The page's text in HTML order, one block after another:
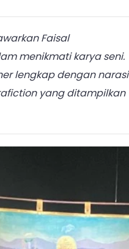
Faisal
menikmati karya seni.
lengkap dengan narasi
yang ditampilkan